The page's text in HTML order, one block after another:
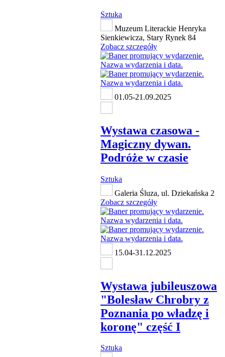
Sztuka
Muzeum Literackie Henryka
Sienkiewicza, Stary Rynek 84
Zobacz szczegóły
01.05-21.09.2025
Wystawa czasowa -
Magiczny dywan.
Podróże w czasie
Sztuka
Galeria Śluza, ul. Dziekańska 2
Zobacz szczegóły
15.04-31.12.2025
Wystawa jubileuszowa
"Bolesław Chrobry z
Poznania po władzę i
koronę" część I
Sztuka